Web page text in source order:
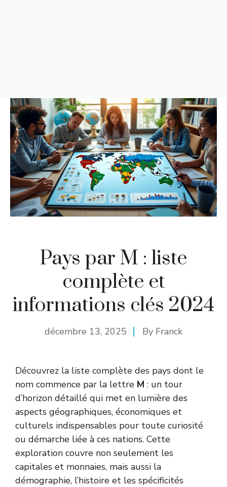
Pays par M : liste
complète et
informations clés 2024
décembre 13, 2025 By Franck
Découvrez la liste complète des pays dont le
nom commence par la lettre M : un tour
d’horizon détaillé qui met en lumière des
aspects géographiques, économiques et
culturels indispensables pour toute curiosité
ou démarche liée à ces nations. Cette
exploration couvre non seulement les
capitales et monnaies, mais aussi la
démographie, l’histoire et les spécificités